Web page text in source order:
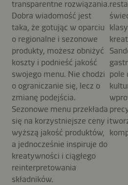
transparentne rozwiązania.
Dobra wiadomość jest
taka, że gotując w oparciu
o regionalne i sezonowe
produkty, możesz obniżyć
koszty i podnieść jakość
swojego menu. Nie chodzi
o ograniczanie się, lecz o
zmianę podejścia.
Sezonowe menu przekłada
się na korzystniejsze ceny i
wyższą jakość produktów,
a jednocześnie inspiruje do
kreatywności i ciągłego
reinterpretowania
składników.
pole